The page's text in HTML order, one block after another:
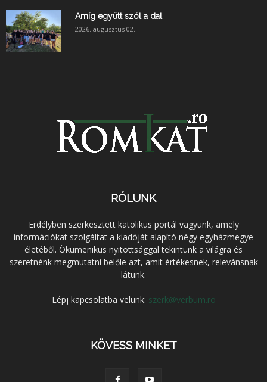
Amíg együtt szól a dal
2026. augusztus 02.
RÓLUNK
Erdélyben szerkesztett katolikus portál vagyunk, amely
információkat szolgáltat a kiadóját alapító négy egyházmegye
életéből. Ökumenikus nyitottsággal tekintünk a világra és
szeretnénk megmutatni belőle azt, amit értékesnek, relevánsnak
látunk.
Lépj kapcsolatba velünk: szerk@verbum.ro
KÖVESS MINKET